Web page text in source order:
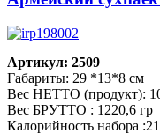
Артикул: 2509
Габариты: 29 *13*8 см
Вес НЕТТО (продукт):
Вес БРУТТО : 1220,6 гр
Калорийность набора